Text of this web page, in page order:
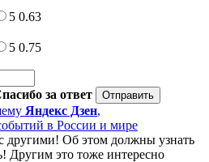
5 0.63
5 0.75
за ответ
Яндекс Дзен,
в России и мире
другими! Об этом должны узнать
Другим это тоже интересно